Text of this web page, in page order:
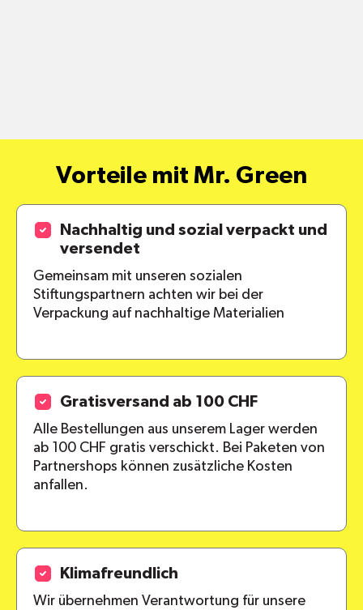
pro
Versandkosten
alle Pakete
Vorteile mit Mr. Green
Nachhaltig und sozial verpackt und
versendet
Gemeinsam mit unseren sozialen
Stiftungspartnern achten wir bei der
Verpackung auf nachhaltige Materialien
Gratisversand ab 100 CHF
Alle Bestellungen aus unserem Lager werden
ab 100 CHF gratis verschickt. Bei Paketen von
Partnershops können zusätzliche Kosten
anfallen.
Klimafreundlich
Wir übernehmen Verantwortung für unsere